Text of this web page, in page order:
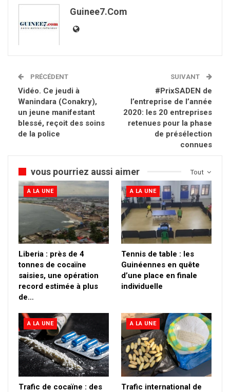
Guinee7.com
PRÉCÉDENT
Vidéo. Ce jeudi à
Wanindara (Conakry),
un jeune manifestant
blessé, reçoit des soins
de la police
SUIVANT
#PrixSADEN de
l’entreprise de l’année
2020: les 20 entreprises
retenues pour la phase
de présélection
connues
Tout
vous pourriez aussi aimer
A LA UNE
Liberia : près de 4
tonnes de cocaïne
saisies, une opération
record estimée à plus
de…
A LA UNE
Tennis de table : les
Guinéennes en quête
d’une place en finale
individuelle
A LA UNE
Trafic de cocaïne : des
A LA UNE
Trafic international de